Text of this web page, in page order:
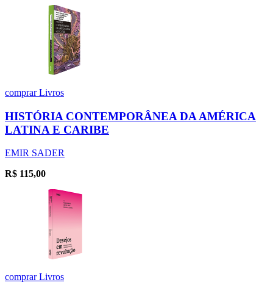
comprarLivros
HISTÓRIA CONTEMPORÂNEA DA AMÉRICA
LATINA E CARIBE
EMIR SADER
R$ 115,00
comprarLivros